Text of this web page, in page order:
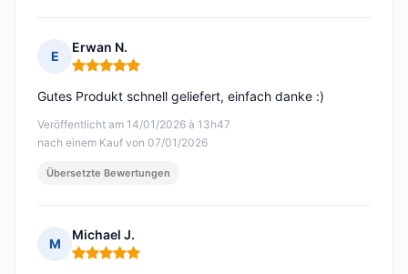
E
Erwan N.
Hinweis: 5 von 5
Veröffentlicht am 14/01/2026 à 13h47
nach einem Kauf von 07/01/2026
Gutes Produkt schnell geliefert, einfach danke :)
Übersetzte Bewertungen
M
Michael J.
Hinweis: 5 von 5